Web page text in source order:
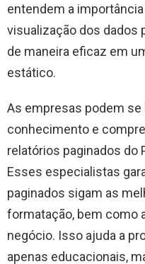
entendem a
visualização dos dados
de maneira eficaz em
estático.
As empresas podem
conhecimento e
relatórios paginados do
Esses especialistas
paginados sigam as
formatação, bem como
negócio. Isso ajuda a
apenas educacionais,